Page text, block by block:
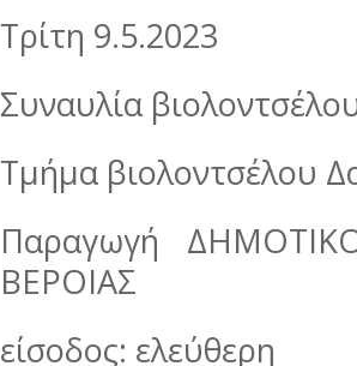
Τρίτη 9.5.2023
Συναυλία
Τμήμα βιολοντσέλου
Παραγωγή
ΒΕΡΟΙΑΣ
είσοδος: ελεύθερη